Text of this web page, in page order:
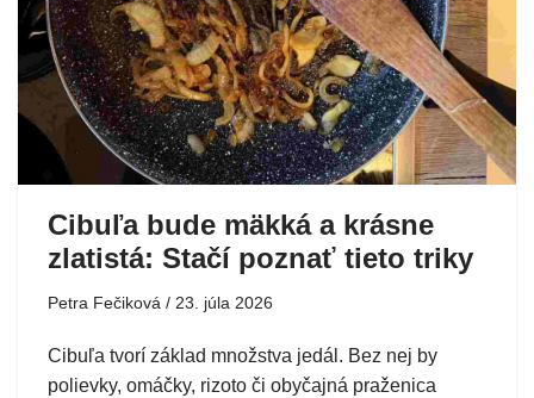
Cibuľa bude mäkká a krásne
zlatistá: Stačí poznať tieto triky
Petra Fečiková 23. júla 2026
Cibuľa tvorí základ množstva jedál. Bez nej by
polievky, omáčky, rizoto či obyčajná praženica